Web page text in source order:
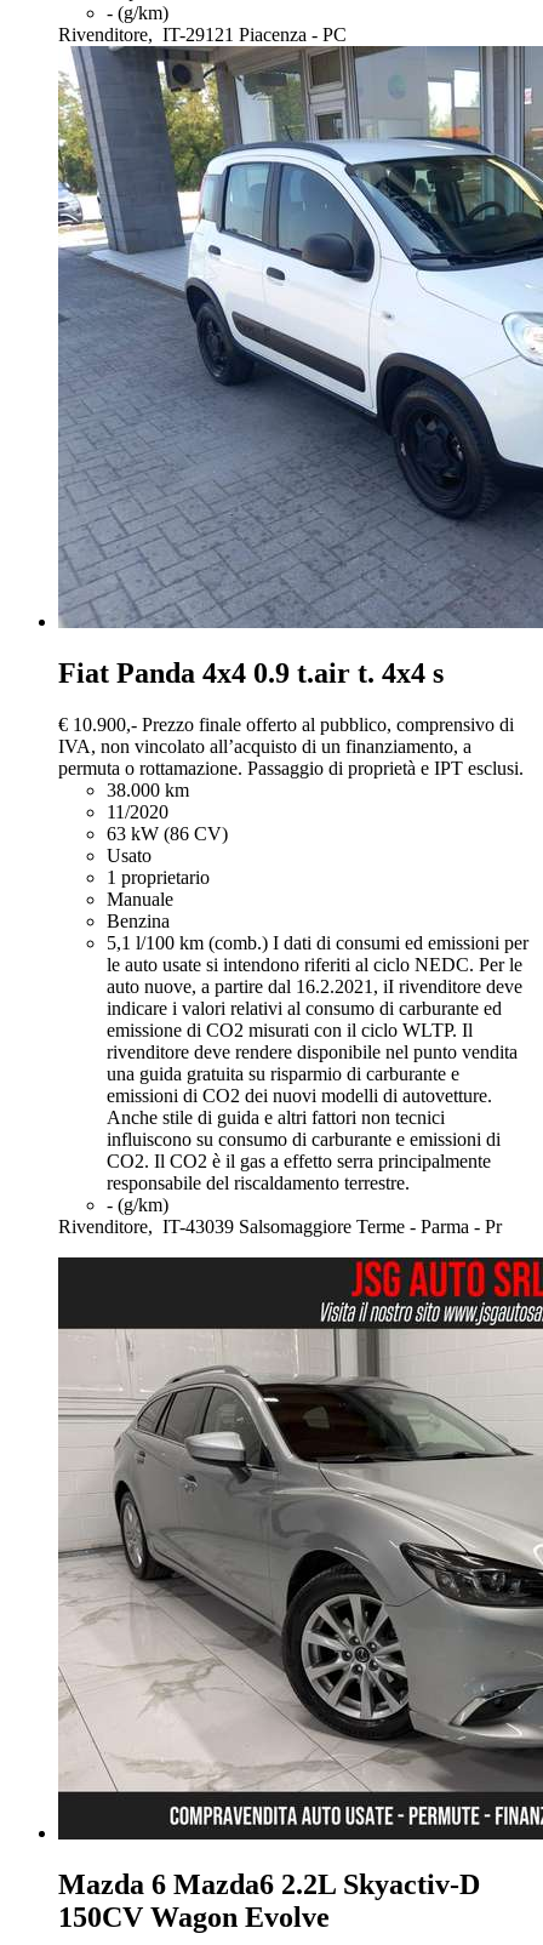
- (g/km)
Rivenditore, IT-29121 Piacenza - PC
Fiat Panda 4x4 0.9 t.air t. 4x4 s
€ 10.900,- Prezzo finale offerto al pubblico, comprensivo di
IVA, non vincolato all’acquisto di un finanziamento, a
permuta o rottamazione. Passaggio di proprietà e IPT esclusi.
38.000 km
11/2020
63 kW (86 CV)
Usato
1 proprietario
Manuale
Benzina
5,1 l/100 km (comb.) I dati di consumi ed emissioni per
le auto usate si intendono riferiti al ciclo NEDC. Per le
auto nuove, a partire dal 16.2.2021, iI rivenditore deve
indicare i valori relativi al consumo di carburante ed
emissione di CO2 misurati con il ciclo WLTP. Il
rivenditore deve rendere disponibile nel punto vendita
una guida gratuita su risparmio di carburante e
emissioni di CO2 dei nuovi modelli di autovetture.
Anche stile di guida e altri fattori non tecnici
influiscono su consumo di carburante e emissioni di
CO2. Il CO2 è il gas a effetto serra principalmente
responsabile del riscaldamento terrestre.
- (g/km)
Rivenditore, IT-43039 Salsomaggiore Terme - Parma - Pr
Mazda 6 Mazda6 2.2L Skyactiv-D
150CV Wagon Evolve